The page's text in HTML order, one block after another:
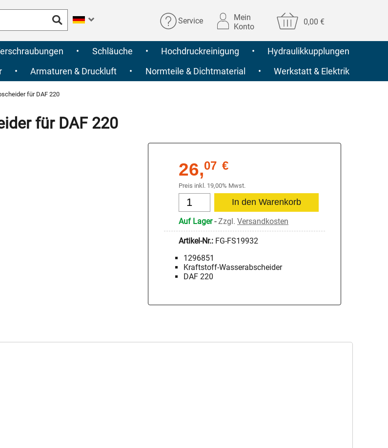
Service
Mein
Konto
0,00 €
• Schläuche • Hochdruckreinigung •
Hydraulikkupplungen
• Armaturen & Druckluft • Normteile & Dichtmaterial • Werkstatt & Elektrik
für DAF 220
für DAF 220
26,07 €
Preis inkl. 19,00% Mwst.
Auf Lager-Zzgl. Versandkosten
Artikel-Nr.: FG-FS19932
1296851
Kraftstoff-Wasserabscheider
DAF 220